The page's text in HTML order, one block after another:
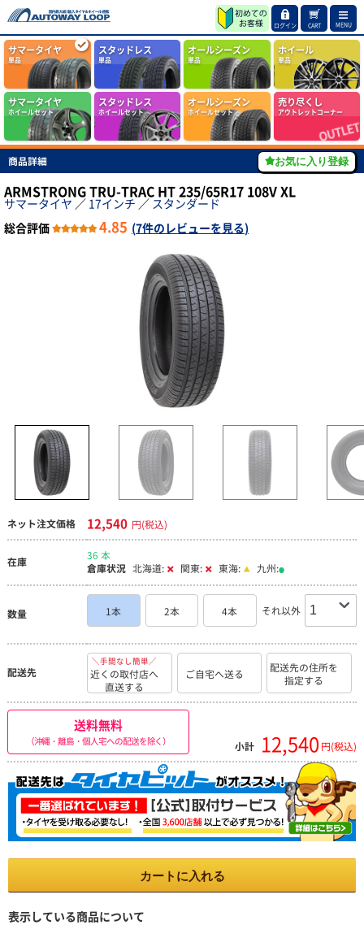
ログイン CART MENU
サマータイヤ
単品
スタッドレス
単品
オールシーズン
単品
ホイール
単品
サマータイヤ
ホイールセット
スタッドレス
ホイールセット
オールシーズン
ホイールセット
売り尽くし
アウトレットコーナー
商品詳細 お気に入り登録
ARMSTRONG TRU-TRAC HT 235/65R17 108V XL
サマータイヤ ／ 17インチ ／ スタンダード
総合評価
4.85 (7件のレビューを見る)
ネット注文価格 12,540 円(税込)
在庫
36 本
倉庫状況 北海道: 関東: 東海: 九州:
数量 1本 2本 4本 それ以外
配送先
＼手間なし簡単／
近くの取付店へ
直送する
ご自宅へ送る
配送先の住所を
指定する
送料無料
（沖縄・離島・個人宅への配送を除く） 小計 12,540 円(税込)
カートに入れる
表示している商品について